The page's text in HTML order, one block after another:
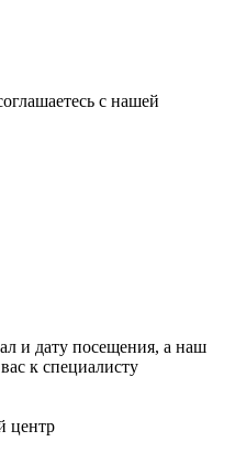
с нашей
и дату посещения, а наш
к специалисту
центр